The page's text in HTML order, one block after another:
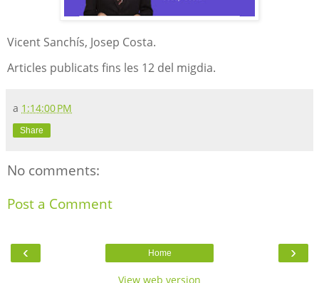
Vicent Sanchís, Josep Costa.
Articles publicats fins les 12 del migdia.
a 1:14:00 PM
Share
No comments:
Post a Comment
‹ ›
Home
View web version